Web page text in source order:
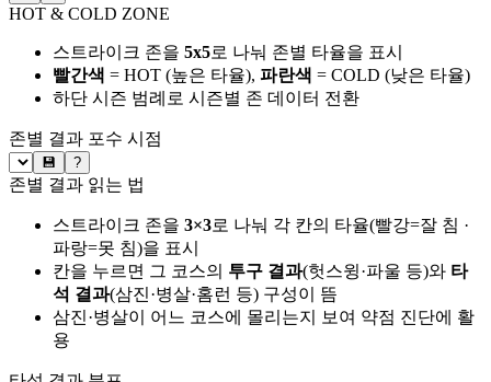
HOT & COLD ZONE
스트라이크 존을 5x5로 나눠 존별 타율을 표시
빨간색 = HOT (높은 타율), 파란색 = COLD (낮은 타율)
하단 시즌 범례로 시즌별 존 데이터 전환
존별 결과 포수 시점
💾 ?
존별 결과 읽는 법
스트라이크 존을 3×3로 나눠 각 칸의 타율(빨강=잘 침 ·
파랑=못 침)을 표시
칸을 누르면 그 코스의 투구 결과(헛스윙·파울 등)와 타
석 결과(삼진·병살·홈런 등) 구성이 뜸
삼진·병살이 어느 코스에 몰리는지 보여 약점 진단에 활
용